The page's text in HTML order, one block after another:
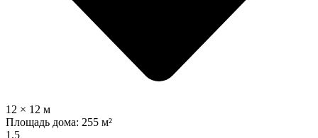
12 × 12 м
Площадь дома: 255 м²
1.5